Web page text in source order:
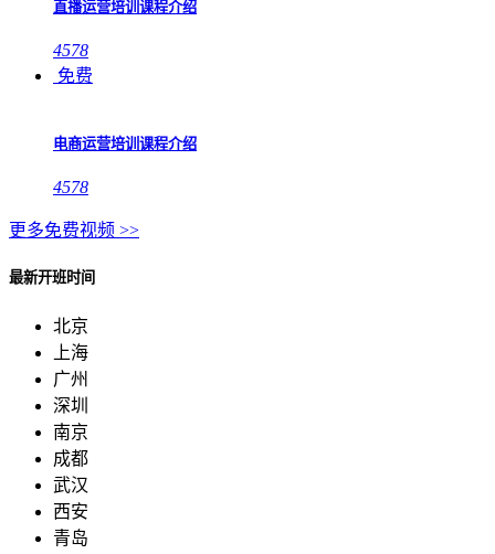
直播运营培训课程介绍
4578
免费
电商运营培训课程介绍
4578
更多免费视频 >>
最新开班时间
北京
上海
广州
深圳
南京
成都
武汉
西安
青岛